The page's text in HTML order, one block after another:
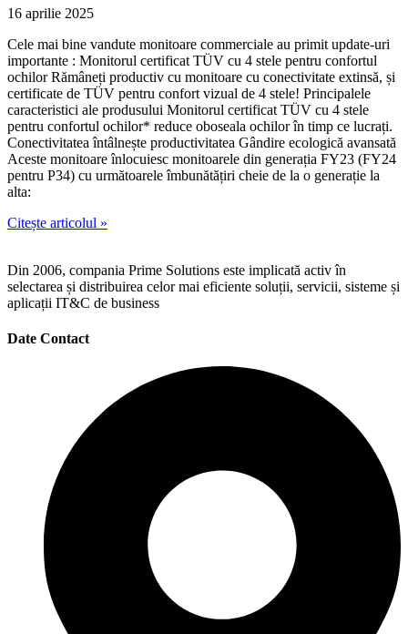
16 aprilie 2025
Cele mai bine vandute monitoare commerciale au primit update-uri
importante : Monitorul certificat TÜV cu 4 stele pentru confortul
ochilor Rămâneți productiv cu monitoare cu conectivitate extinsă, și
certificate de TÜV pentru confort vizual de 4 stele! Principalele
caracteristici ale produsului Monitorul certificat TÜV cu 4 stele
pentru confortul ochilor* reduce oboseala ochilor în timp ce lucrați.
Conectivitatea întâlnește productivitatea Gândire ecologică avansată
Aceste monitoare înlocuiesc monitoarele din generația FY23 (FY24
pentru P34) cu următoarele îmbunătățiri cheie de la o generație la
alta:
Citește articolul »
Din 2006, compania Prime Solutions este implicată activ în
selectarea și distribuirea celor mai eficiente soluții, servicii, sisteme și
aplicații IT&C de business
Date Contact